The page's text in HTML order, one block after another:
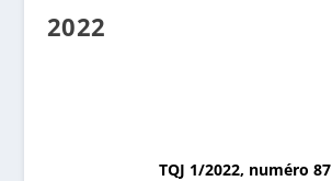
2022
TQJ 1/2022, numéro 87